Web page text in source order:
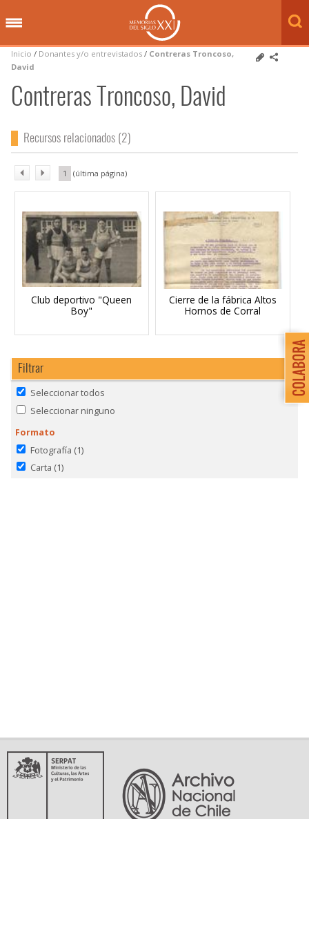
Inicio / Donantes y/o entrevistados / Contreras Troncoso,
David
Contreras Troncoso, David
Recursos relacionados (2)
Club deportivo "Queen
Boy"
Cierre de la fábrica Altos
Hornos de Corral
1
Filtrar
Seleccionar todos
Seleccionar ninguno
Formato
Fotografía (1)
Carta (1)